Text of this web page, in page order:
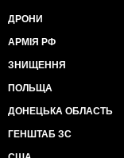
ДРОНИ
АРМІЯ РФ
ЗНИЩЕННЯ
ПОЛЬЩА
ДОНЕЦЬКА ОБЛАСТЬ
ГЕНШТАБ ЗС